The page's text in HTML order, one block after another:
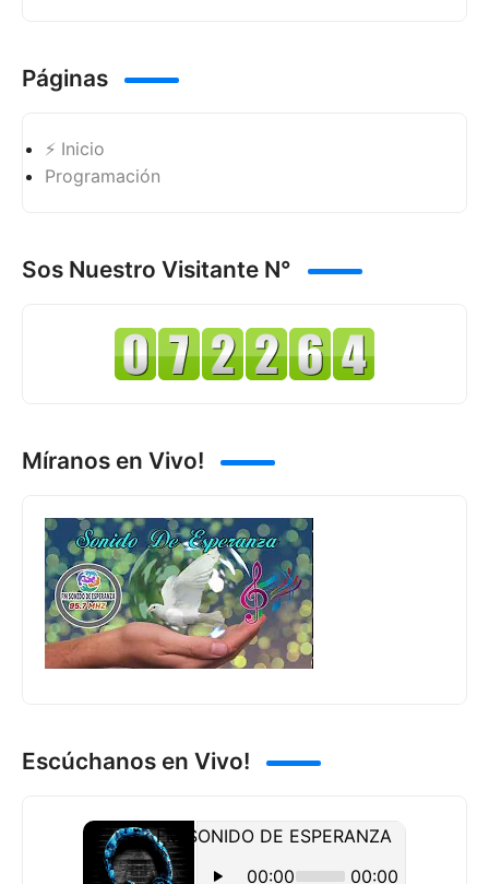
Páginas
⚡ Inicio
Programación
Sos Nuestro Visitante N°
Míranos en Vivo!
Escúchanos en Vivo!